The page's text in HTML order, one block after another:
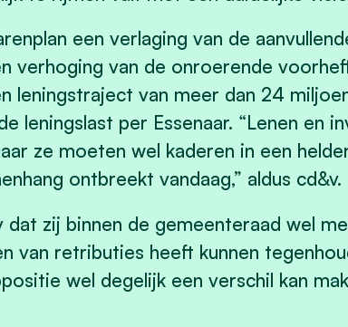
een verlaging van de
verhoging van de onroerende
leningstraject van meer dan 24
leningslast per Essenaar. “Lenen en
ze moeten wel kaderen in een
ontbreekt vandaag,” aldus cd&v.
dat zij binnen de gemeenteraad wel
van retributies heeft kunnen
wel degelijk een verschil kan